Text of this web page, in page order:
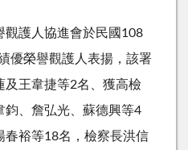
觀護人協進會於民國108
優榮譽觀護人表揚，該署
及王韋捷等2名、獲高檢
鈞、詹弘光、蘇德興等4
春裕等18名，檢察長洪信